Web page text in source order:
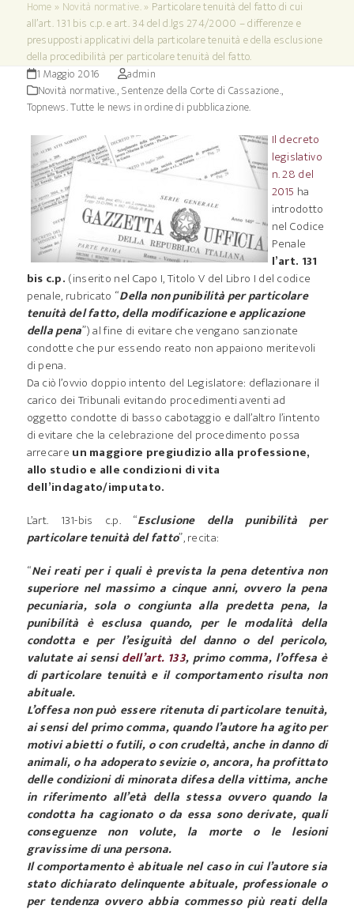
Home » Novità normative.» Particolare tenuità del fatto di cui
all’art. 131 bis c.p. e art. 34 del d.lgs 274/2000 – differenze e
presupposti applicativi della particolare tenuità e della esclusione
della procedibilità per particolare tenuità del fatto.
1 Maggio 2016
admin
Novità normative.,Sentenze della Corte di Cassazione.,
Topnews. Tutte le news in ordine di pubblicazione.
Il decreto
legislativo
n. 28 del
2015 ha
introdotto
nel Codice
Penale
l’art. 131
bis c.p. (inserito nel Capo I, Titolo V del Libro I del codice
penale, rubricato “Della non punibilità per particolare
tenuità del fatto, della modificazione e applicazione
della pena”) al fine di evitare che vengano sanzionate
condotte che pur essendo reato non appaiono meritevoli
di pena.
Da ciò l’ovvio doppio intento del Legislatore: deflazionare il
carico dei Tribunali evitando procedimenti aventi ad
oggetto condotte di basso cabotaggio e dall’altro l’intento
di evitare che la celebrazione del procedimento possa
arrecare un maggiore pregiudizio alla professione,
allo studio e alle condizioni di vita
dell’indagato/imputato.
L’art. 131-bis c.p. “Esclusione della punibilità per
particolare tenuità del fatto”, recita:
“Nei reati per i quali è prevista la pena detentiva non
superiore nel massimo a cinque anni, ovvero la pena
pecuniaria, sola o congiunta alla predetta pena, la
punibilità è esclusa quando, per le modalità della
condotta e per l’esiguità del danno o del pericolo,
valutate ai sensidell’art. 133, primo comma, l’offesa è
di particolare tenuità e il comportamento risulta non
abituale.
L’offesa non può essere ritenuta di particolare tenuità,
ai sensi del primo comma, quando l’autore ha agito per
motivi abietti o futili, o con crudeltà, anche in danno di
animali, o ha adoperato sevizie o, ancora, ha profittato
delle condizioni di minorata difesa della vittima, anche
in riferimento all’età della stessa ovvero quando la
condotta ha cagionato o da essa sono derivate, quali
conseguenze non volute, la morte o le lesioni
gravissime di una persona.
Il comportamento è abituale nel caso in cui l’autore sia
stato dichiarato delinquente abituale, professionale o
per tendenza ovvero abbia commesso più reati della